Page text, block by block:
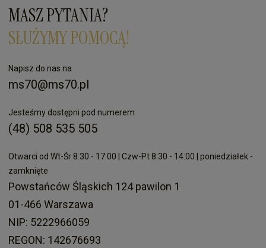
MASZ PYTANIA?
SŁUŻYMY POMOCĄ!
Napisz do nas na
ms70@ms70.pl
Jesteśmy dostępni pod numerem
(48) 508 535 505
Otwarci od Wt-Śr 8:30 - 17:00 | Czw-Pt 8:30 - 14:00 | poniedziałek -
zamknięte
Powstańców Śląskich 124 pawilon 1
01-466 Warszawa
NIP: 5222966059
REGON: 142676693